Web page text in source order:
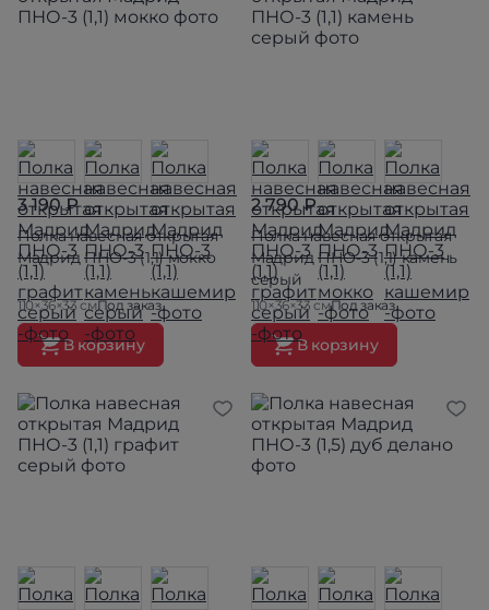
3 190 ₽
Полка навесная открытая
Мадрид ПНО-3 (1,1) мокко
110×36×33 смПод заказ
В корзину
2 790 ₽
Полка навесная открытая
Мадрид ПНО-3 (1,1) камень
серый
110×36×33 смПод заказ
В корзину